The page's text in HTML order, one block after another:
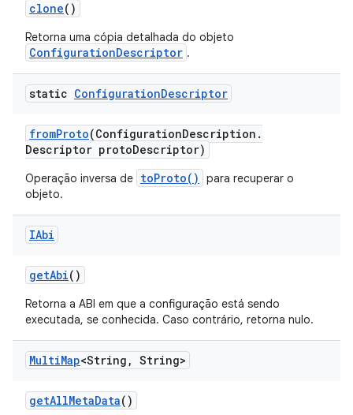
clone()
Retorna uma cópia detalhada do objeto
ConfigurationDescriptor .
static ConfigurationDescriptor
fromProto(ConfigurationDescription .
Descriptor protoDescriptor)
Operação inversa de toProto()
para recuperar o
objeto.
IAbi
getAbi()
Retorna a ABI em que a configuração está sendo
executada, se conhecida. Caso contrário, retorna nulo.
MultiMap<String , String>
getAllMetaData()